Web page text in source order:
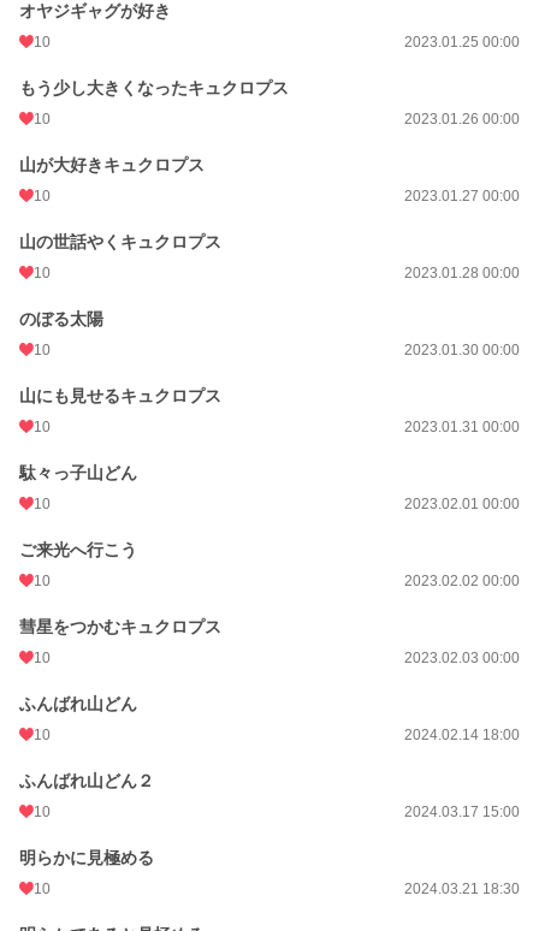
オヤジギャグが好き
10 2023.01.25 00:00
もう少し大きくなったキュクロプス
10 2023.01.26 00:00
山が大好きキュクロプス
10 2023.01.27 00:00
山の世話やくキュクロプス
10 2023.01.28 00:00
のぼる太陽
10 2023.01.30 00:00
山にも見せるキュクロプス
10 2023.01.31 00:00
駄々っ子山どん
10 2023.02.01 00:00
ご来光へ行こう
10 2023.02.02 00:00
彗星をつかむキュクロプス
10 2023.02.03 00:00
ふんばれ山どん
10 2024.02.14 18:00
ふんばれ山どん２
10 2024.03.17 15:00
明らかに見極める
10 2024.03.21 18:30